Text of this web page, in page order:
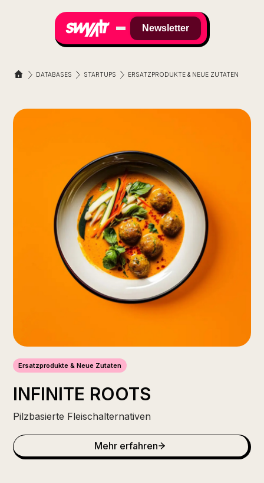
Newsletter
DATABASES STARTUPS ERSATZPRODUKTE & NEUE ZUTATEN
Ersatzprodukte & Neue Zutaten
INFINITE ROOTS
Pilzbasierte Fleischalternativen
Mehr erfahren